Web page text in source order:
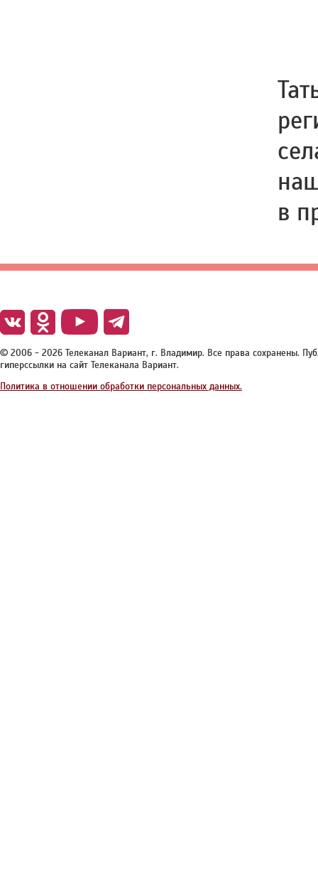
в
© 2006 - 2026 Телеканал Вариант, г. Владимир. Все права сохранены.
гиперссылки на сайт Телеканала Вариант.
Политика в отношении обработки персональных данных.